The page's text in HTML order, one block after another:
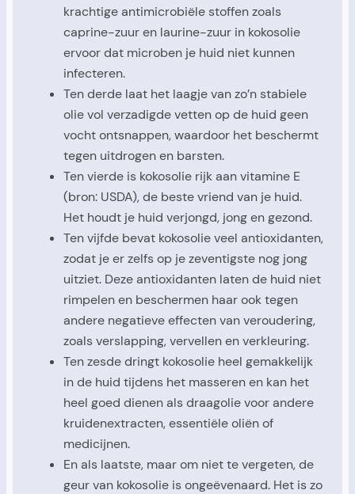
krachtige antimicrobiële stoffen zoals
caprine-zuur en laurine-zuur in kokosolie
ervoor dat microben je huid niet kunnen
infecteren.
Ten derde laat het laagje van zo’n stabiele
olie vol verzadigde vetten op de huid geen
vocht ontsnappen, waardoor het beschermt
tegen uitdrogen en barsten.
Ten vierde is kokosolie rijk aan vitamine E
(bron: USDA), de beste vriend van je huid.
Het houdt je huid verjongd, jong en gezond.
Ten vijfde bevat kokosolie veel antioxidanten,
zodat je er zelfs op je zeventigste nog jong
uitziet. Deze antioxidanten laten de huid niet
rimpelen en beschermen haar ook tegen
andere negatieve effecten van veroudering,
zoals verslapping, vervellen en verkleuring.
Ten zesde dringt kokosolie heel gemakkelijk
in de huid tijdens het masseren en kan het
heel goed dienen als draagolie voor andere
kruidenextracten, essentiële oliën of
medicijnen.
En als laatste, maar om niet te vergeten, de
geur van kokosolie is ongeëvenaard. Het is zo